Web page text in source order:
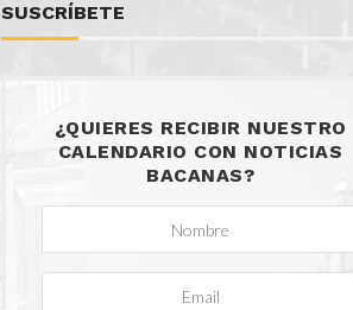
SUSCRÍBETE
¿QUIERES RECIBIR NUESTRO
CALENDARIO CON NOTICIAS
BACANAS?